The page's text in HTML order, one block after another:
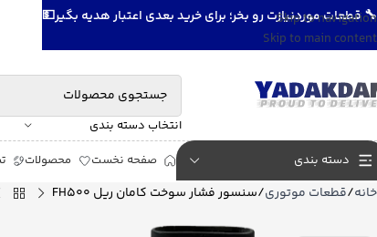
Skip to navigation
Skip to main content
انتخاب دسته بندی
دسته بندی صفحه نخست محصولات
خانه قطعات موتوری سنسور فشار سوخت كامان ريل FH500
🔧 قطعات موردنیازت رو بخر؛ برای خرید بعدی اعتبار هدیه بگیر💵